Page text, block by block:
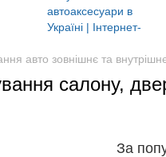
авто зовнішнє та
салону,
За